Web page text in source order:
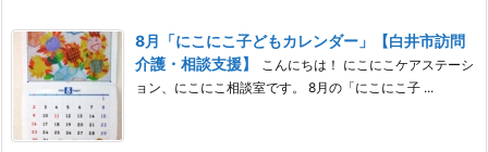
8月「にこにこ子どもカレンダー」【白井市訪問
介護・相談支援】
こんにちは！ にこにこケアステーシ
ョン、にこにこ相談室です。 8月の「にこにこ子 ...